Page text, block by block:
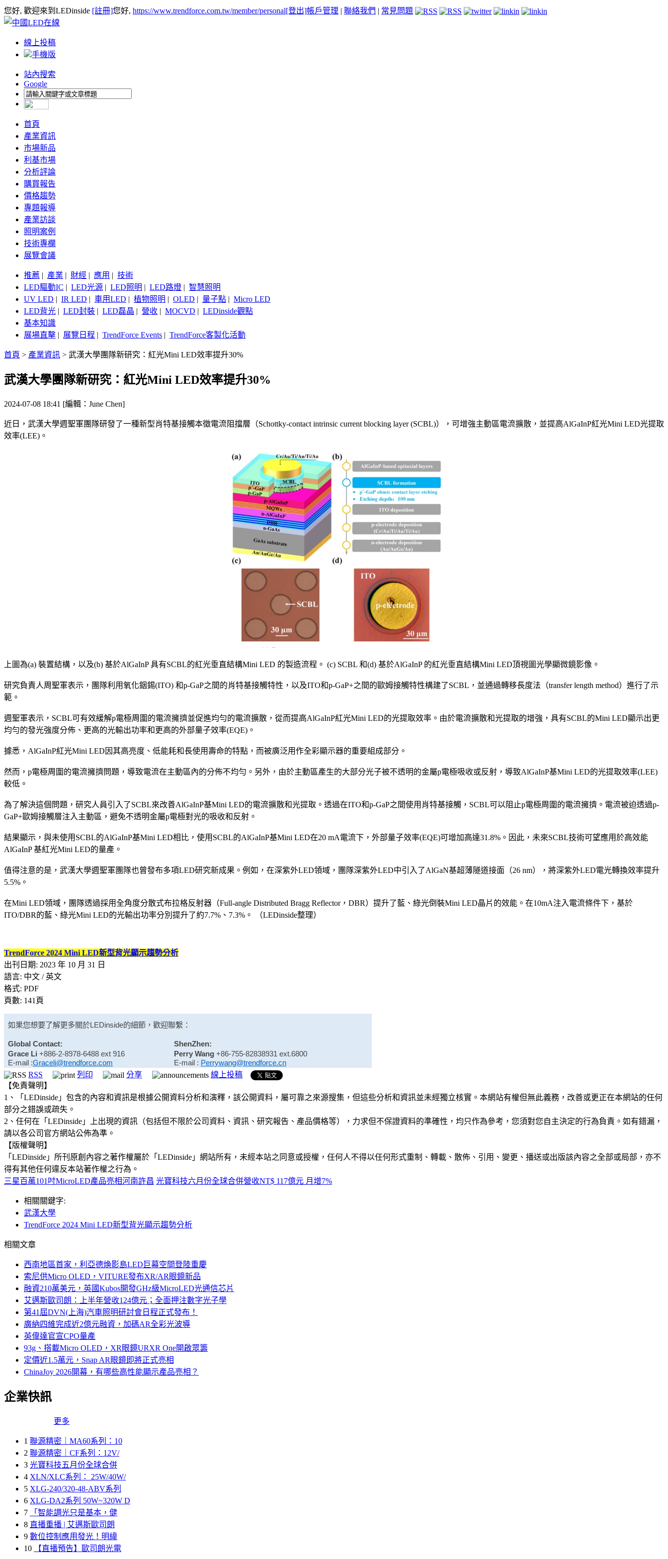
您好, 歡迎來到LEDinside [註冊]您好, https://www.trendforce.com.tw/member/personal[登出]帳戶管理 | 聯絡我們 | 常見問題
線上投稿
手機版
站內搜索
Google
首頁
產業資訊
市場新品
利基市場
分析評論
購買報告
價格趨勢
專題報導
產業訪談
照明案例
技術專欄
展覽會議
推薦 | 產業 | 財經 | 應用 | 技術
LED驅動IC | LED光源 | LED照明 | LED路燈 | 智慧照明
UV LED | IR LED | 車用LED | 植物照明 | OLED | 量子點 | Micro LED
LED背光 | LED封裝 | LED磊晶 | 營收 | MOCVD | LEDinside觀點
基本知識
展場直擊 | 展覽日程 | TrendForce Events | TrendForce客製化活動
首頁 > 產業資訊 > 武漢大學團隊新研究：紅光Mini LED效率提升30%
武漢大學團隊新研究：紅光Mini LED效率提升30%
2024-07-08 18:41 [編輯：June Chen]
近日，武漢大學週聖軍團隊研發了一種新型肖特基接觸本徵電流阻擋層（Schottky-contact intrinsic current blocking layer (SCBL)），可增強主動區電流擴散，並提高AlGaInP紅光Mini LED光提取
效率(LEE)。
上圖為(a) 裝置結構，以及(b) 基於AlGaInP 具有SCBL的紅光垂直結構Mini LED 的製造流程。 (c) SCBL 和(d) 基於AlGaInP 的紅光垂直結構Mini LED頂視圖光學顯微鏡影像。
研究負責人周聖軍表示，團隊利用氧化銦錫(ITO) 和p-GaP之間的肖特基接觸特性，以及ITO和p-GaP+之間的歐姆接觸特性構建了SCBL，並通過轉移長度法（transfer length method）進行了示
範。
週聖軍表示，SCBL可有效緩解p電極周圍的電流擁擠並促進均勻的電流擴散，從而提高AlGaInP紅光Mini LED的光提取效率。由於電流擴散和光提取的增強，具有SCBL的Mini LED顯示出更
均勻的發光強度分佈、更高的光輸出功率和更高的外部量子效率(EQE)。
據悉，AlGaInP紅光Mini LED因其高亮度、低能耗和長使用壽命的特點，而被廣泛用作全彩顯示器的重要組成部分。
然而，p電極周圍的電流擁擠問題，導致電流在主動區內的分佈不均勻。另外，由於主動區產生的大部分光子被不透明的金屬p電極吸收或反射，導致AlGaInP基Mini LED的光提取效率(LEE)
較低。
為了解決這個問題，研究人員引入了SCBL來改善AlGaInP基Mini LED的電流擴散和光提取。透過在ITO和p-GaP之間使用肖特基接觸，SCBL可以阻止p電極周圍的電流擁擠。電流被迫透過p-
GaP+歐姆接觸層注入主動區，避免不透明金屬p電極對光的吸收和反射。
結果顯示，與未使用SCBL的AlGaInP基Mini LED相比，使用SCBL的AlGaInP基Mini LED在20 mA電流下，外部量子效率(EQE)可增加高達31.8%。因此，未來SCBL技術可望應用於高效能
AlGaInP 基紅光Mini LED的量產。
值得注意的是，武漢大學週聖軍團隊也曾發布多項LED研究新成果。例如，在深紫外LED領域，團隊深紫外LED中引入了AlGaN基超薄隧道接面（26 nm），將深紫外LED電光轉換效率提升
5.5%。
在Mini LED領域，團隊透過採用全角度分散式布拉格反射器（Full-angle Distributed Bragg Reflector，DBR）提升了藍、綠光倒裝Mini LED晶片的效能。在10mA注入電流條件下，基於
ITO/DBR的藍、綠光Mini LED的光輸出功率分別提升了約7.7%、7.3%。 （LEDinside整理）
TrendForce 2024 Mini LED新型背光顯示趨勢分析
出刊日期: 2023 年 10 月 31 日
語言: 中文 / 英文
格式: PDF
頁數: 141頁
如果您想要了解更多關於LEDinside的細節，歡迎聯繫：
Global Contact:
ShenZhen:
Grace Li +886-2-8978-6488 ext 916
E-mail :Graceli@trendforce.com
Perry Wang +86-755-82838931 ext.6800
E-mail : Perrywang@trendforce.cn
RSS
列印 分享
線上投稿
【免責聲明】
1、「LEDinside」包含的內容和資訊是根據公開資料分析和演釋，該公開資料，屬可靠之來源搜集，但這些分析和資訊並未經獨立核實。本網站有權但無此義務，改善或更正在本網站的任何
部分之錯誤或疏失。
2、任何在「LEDinside」上出現的資訊（包括但不限於公司資料、資訊、研究報告、產品價格等），力求但不保證資料的準確性，均只作為參考，您須對您自主決定的行為負責。如有錯漏，
請以各公司官方網站公佈為準。
【版權聲明】
「LEDinside」所刊原創內容之著作權屬於「LEDinside」網站所有，未經本站之同意或授權，任何人不得以任何形式重制、轉載、散佈、引用、變更、播送或出版該內容之全部或局部，亦不
得有其他任何違反本站著作權之行為。
三星百萬101吋MicroLED產品亮相河南許昌 光寶科技六月份全球合併營收NT$ 117億元 月增7%
相關關鍵字:
武漢大學
TrendForce 2024 Mini LED新型背光顯示趨勢分析
相關文章
西南地區首家，利亞德煥影島LED巨幕空間登陸重慶
索尼供Micro OLED，VITURE發布XR/AR眼鏡新品
融資210萬美元，英國Kubos開發GHz級MicroLED光通信芯片
艾邁斯歐司朗：上半年營收124億元；全面押注數字光子學
第41屆DVN(上海)汽車照明研討會日程正式發布！
廣納四維完成近2億元融資，加碼AR全彩光波導
英偉達官宣CPO量產
93g、搭載Micro OLED，XR眼鏡URXR One開啟眾籌
定價近1.5萬元，Snap AR眼鏡即將正式亮相
ChinaJoy 2026開幕，有哪些高性能顯示產品亮相？
企業快訊
更多
1 聯源精密｜MA60系列：10
2 聯源精密｜CF系列：12V/
3 光寶科技五月份全球合併
4 XLN/XLC系列： 25W/40W/
5 XLG-240/320-48-ABV系列
6 XLG-DA2系列 50W~320W D
7
「智能調光只是基本，健
8 直播重播 | 艾邁斯歐司朗
9 數位控制應用發光！明緯
10
【直播預告】歐司朗光電